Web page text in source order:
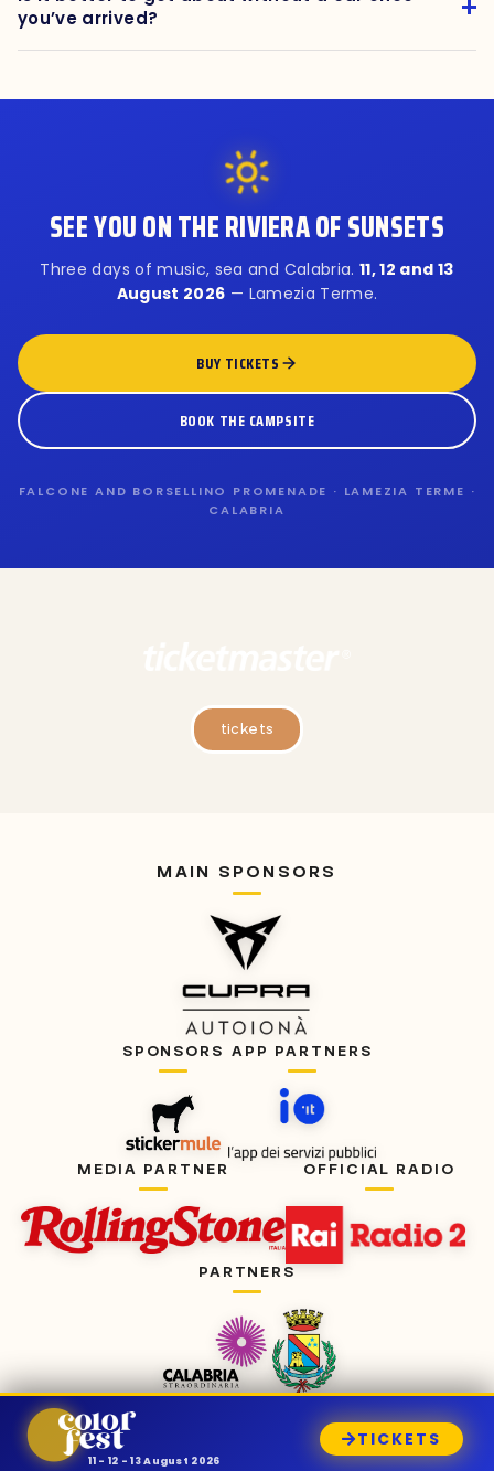
you’ve arrived?
SEE YOU ON THE RIVIERA OF SUNSETS
Three days of music, sea and Calabria.11, 12 and 13
August 2026 — Lamezia Terme.
BUY TICKETS
BOOK THE CAMPSITE
FALCONE AND BORSELLINO PROMENADE · LAMEZIA TERME ·
CALABRIA
tickets
11 - 12 - 13 August 2026
TICKETS
MAIN SPONSORS
SPONSORS APP PARTNERS
MEDIA PARTNER OFFICIAL RADIO
PARTNERS